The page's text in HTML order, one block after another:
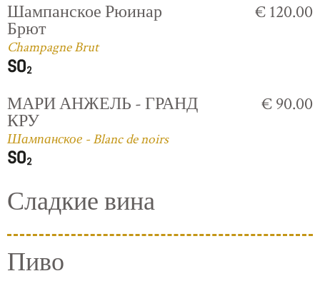
Шампанское Рюинар
Брют
Champagne Brut
€ 120.00
МАРИ АНЖЕЛЬ - ГРАНД
КРУ
Шампанское - Blanc de noirs
€ 90.00
Сладкие вина
Пиво